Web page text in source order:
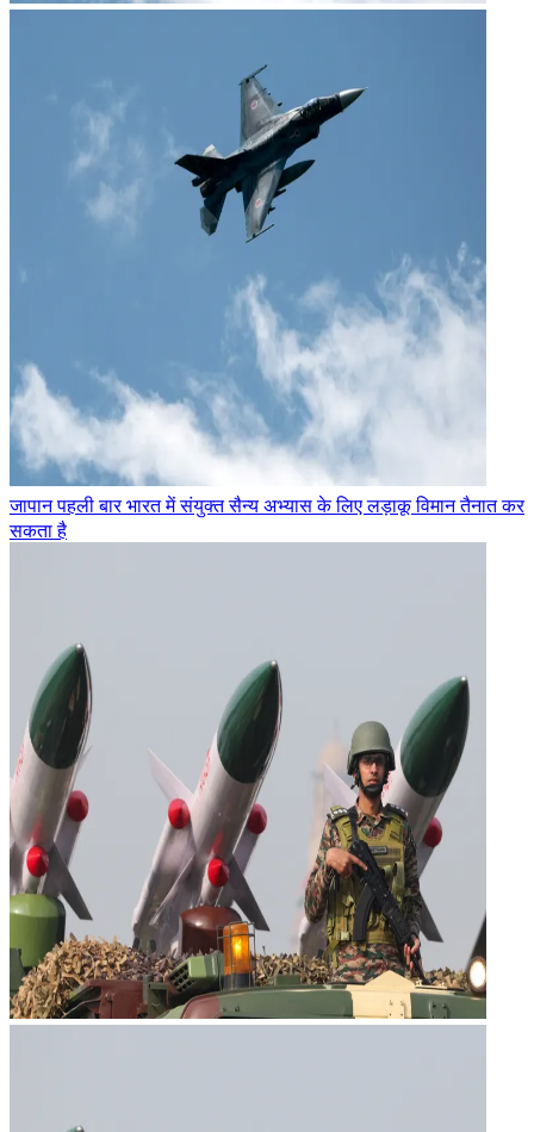
जापान पहली बार भारत में संयुक्त सैन्य अभ्यास के लिए लड़ाकू विमान तैनात कर
सकता है